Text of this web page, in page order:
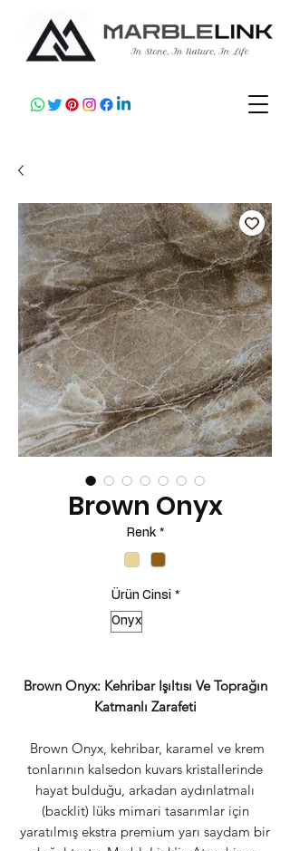
Brown Onyx
Renk *
Ürün Cinsi *
Onyx
Brown Onyx: Kehribar Işıltısı Ve Toprağın
Katmanlı Zarafeti
Brown Onyx, kehribar, karamel ve krem
tonlarının kalsedon kuvars kristallerinde
hayat bulduğu, arkadan aydınlatmalı
(backlit) lüks mimari tasarımlar için
yaratılmış ekstra premium yarı saydam bir